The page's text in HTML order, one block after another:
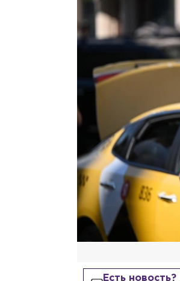
Есть новость?